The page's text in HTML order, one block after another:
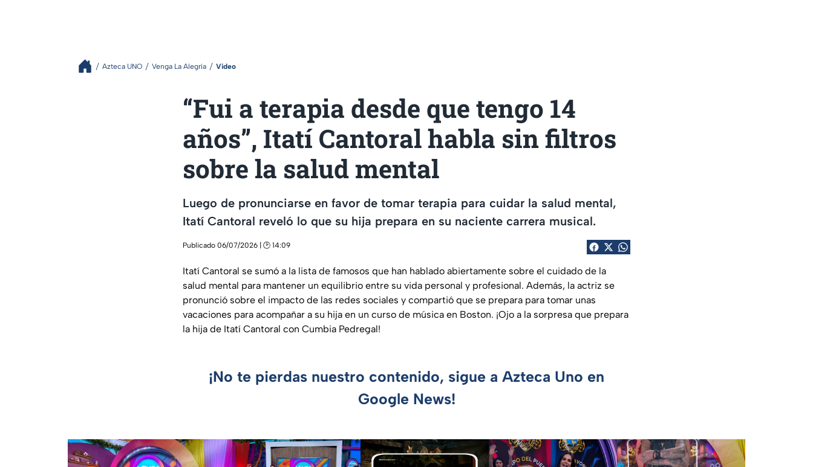
Azteca UNO Venga La Alegría Video
“Fui a terapia desde que tengo 14
años”, Itatí Cantoral habla sin filtros
sobre la salud mental
Luego de pronunciarse en favor de tomar terapia para cuidar la salud mental,
Itatí Cantoral reveló lo que su hija prepara en su naciente carrera musical.
Publicado 06/07/2026 | 🕑 14:09
Itatí Cantoral se sumó a la lista de famosos que han hablado abiertamente sobre el cuidado de la
salud mental para mantener un equilibrio entre su vida personal y profesional. Además, la actriz se
pronunció sobre el impacto de las redes sociales y compartió que se prepara para tomar unas
vacaciones para acompañar a su hija en un curso de música en Boston. ¡Ojo a la sorpresa que prepara
la hija de Itatí Cantoral con Cumbia Pedregal!
¡No te pierdas nuestro contenido, sigue a Azteca Uno en
Google News!